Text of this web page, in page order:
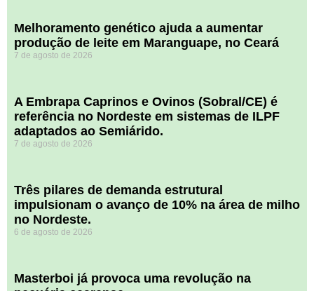
Melhoramento genético ajuda a aumentar
produção de leite em Maranguape, no Ceará
7 de agosto de 2026
A Embrapa Caprinos e Ovinos (Sobral/CE) é
referência no Nordeste em sistemas de ILPF
adaptados ao Semiárido.
7 de agosto de 2026
​Três pilares de demanda estrutural
impulsionam o avanço de 10% na área de milho
no Nordeste.
6 de agosto de 2026
Masterboi já provoca uma revolução na